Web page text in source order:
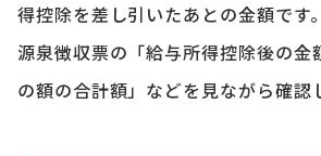
得控除を差し引いたあとの金額です
源泉徴収票の「給与所得控除後の金
の額の合計額」などを見ながら確認